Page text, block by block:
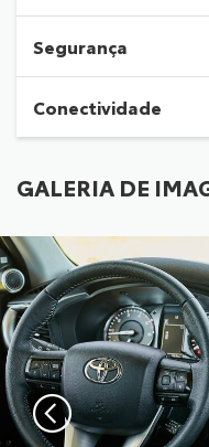
Segurança
Conectividade
GALERIA DE